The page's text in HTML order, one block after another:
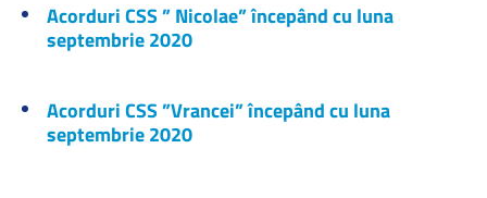
Acorduri CSS ” Nicolae” începând cu luna
septembrie 2020
Acorduri CSS ”Vrancei” începând cu luna
septembrie 2020